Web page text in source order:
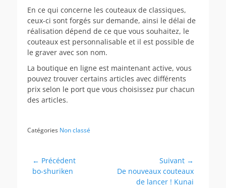
En ce qui concerne les couteaux de classiques,
ceux-ci sont forgés sur demande, ainsi le délai de
réalisation dépend de ce que vous souhaitez, le
couteaux est personnalisable et il est possible de
le graver avec son nom.
La boutique en ligne est maintenant active, vous
pouvez trouver certains articles avec différents
prix selon le port que vous choisissez pur chacun
des articles.
Catégories Non classé
Navigation
de
← Précédent
Article
bo-shuriken
Suivant →
Article
suivant :
De nouveaux couteaux
de lancer ! Kunai